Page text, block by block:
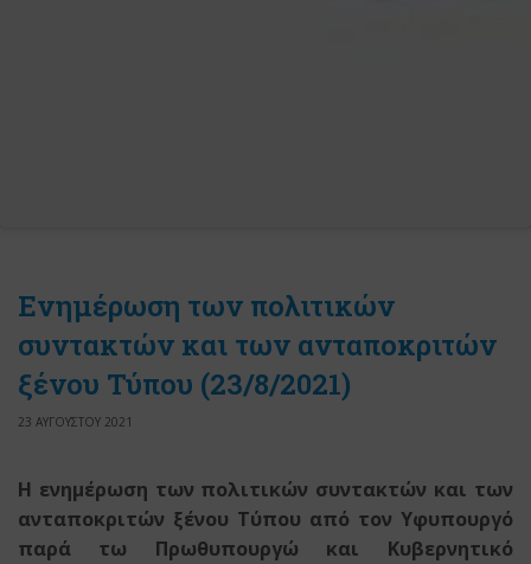
Ενημέρωση των πολιτικών
συντακτών και των ανταποκριτών
ξένου Τύπου (23/8/2021)
23 ΑΥΓΟΥΣΤΟΥ 2021
Η ενημέρωση των πολιτικών συντακτών και των
ανταποκριτών ξένου Τύπου από τον Υφυπουργό
παρά τω Πρωθυπουργώ και Κυβερνητικό